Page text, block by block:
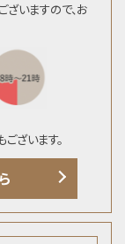
いますので、お
ざいます。